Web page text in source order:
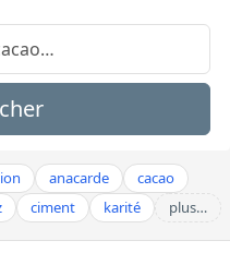
anacarde
cacao
ciment karité plus…